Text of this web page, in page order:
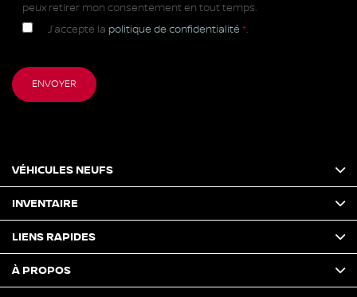
peux retirer mon consentement en tout temps.
J’accepte la politique de confidentialité *.
VÉHICULES NEUFS
INVENTAIRE
LIENS RAPIDES
À PROPOS